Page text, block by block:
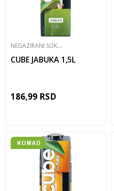
N
EGAZIRANI SOKOVI
CUBE JABUKA 1,5L
186,99 RSD